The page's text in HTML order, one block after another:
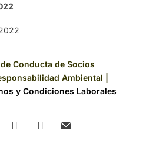
Conducta de Socios
Ambiental
y Condiciones Laborales